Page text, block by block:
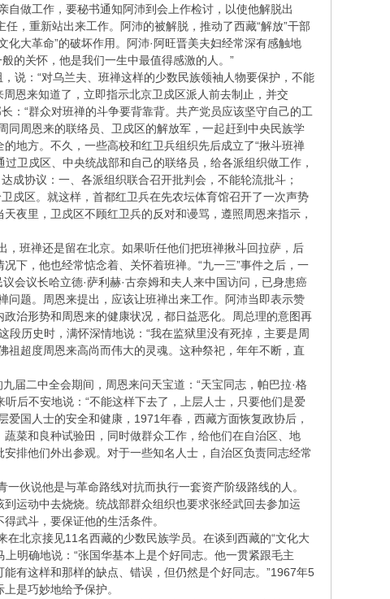
做工作，要秘书通知阿沛到会上作检讨，以使他解脱出
，重新站出来工作。阿沛的被解脱，推动了西藏“解放”干部
大革命”的破坏作用。阿沛·阿旺晋美夫妇经常深有感触地
的关怀，他是我们一生中最值得感激的人。”
：“对乌兰夫、班禅这样的少数民族领袖人物要保护，不能
恩来知道了，立即指示北京卫戍区派人前去制止，并交
：“群众对班禅的斗争要背靠背。共产党员应该坚守自己的工
同周恩来的联络员、卫戍区的解放军，一起赶到中央民族学
地方。不久，一些高校和红卫兵组织先后成立了“揪斗班禅
卫戍区、中央统战部和自己的联络员，给各派组织做工作，
成协议：一、各派组织联合召开批判会，不能轮流批斗；
戍区。就这样，首都红卫兵在先农坛体育馆召开了一次声势
夜里，卫戍区不顾红卫兵的反对和谩骂，遵照周恩来指示，
班禅还是留在北京。如果听任他们把班禅揪斗回拉萨，后
下，他也经常惦念着、关怀着班禅。“九一三”事件之后，一
会议长哈立德·萨利赫·古奈姆和夫人来中国访问，已身患癌
问题。周恩来提出，应该让班禅出来工作。阿沛当即表示赞
治形势和周恩来的健康状况，都日益恶化。周总理的意图再
历史时，满怀深情地说：“我在监狱里没有死掉，主要是周
祖超度周恩来高尚而伟大的灵魂。这种祭祀，年年不断，直
二中全会期间，周恩来问天宝道：“天宝同志，帕巴拉·格
后不安地说：“不能这样下去了，上层人士，只要他们是爱
国人士的安全和健康，1971年春，西藏方面恢复政协后，
菜和良种试验田，同时做群众工作，给他们在自治区、地
排他们外出参观。对于一些知名人士，自治区负责同志经常
伙说他是与革命路线对抗而执行一套资产阶级路线的人。
运动中去烧烧。统战部群众组织也要求张经武回去参加运
武斗，要保证他的生活条件。
北京接见11名西藏的少数民族学员。在谈到西藏的“文化大
明确地说：“张国华基本上是个好同志。他一贯紧跟毛主
有这样和那样的缺点、错误，但仍然是个好同志。”1967年5
是巧妙地给予保护。